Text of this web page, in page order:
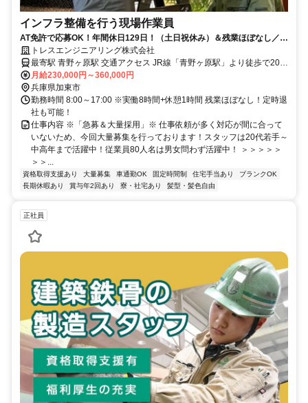
インフラ整備を行う現場作業員
AT免許で応募OK！年間休日129日！（土日祝休み）＆残業ほぼなし／社
宅ありトレスエンジニアリング株式会社
最寄駅 青野ヶ原駅 交通アクセス JR線「青野ヶ原駅」より徒歩で20分
※上記は営業所へのアクセスです。 実際の現場は遠くても会社から
片道1時間圏内です。 ・U・Iターン歓迎！ ・転勤なし
月給230,000円～360,000円
兵庫県加東市
勤務時間 8:00～17:00 ※実働8時間+休憩1時間 残業ほぼなし！定時退
社も可能！
仕事内容 ※「急募＆大量採用」※ 仕事依頼が多く対応が間に合って
いないため、今回大量募集を行っております！スタッフは20代若手～
中高年まで活躍中！従業員80人名は男女問わず活躍中！ ＞＞＞＞＞
＞＞...
資格取得支援あり 大量募集 車通勤OK 固定時間制 住宅手当あり
ブランクOK
長期休暇あり
賞与年2回あり 寮・社宅あり 髪型・髪色自由
正社員